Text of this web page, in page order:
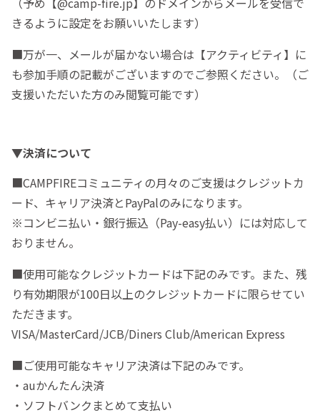
きるように設定をお願いいたします）
■万が一、メールが届かない場合は【アクティビティ】に
も参加手順の記載がございますのでご参照ください。（ご
支援いただいた方のみ閲覧可能です）
▼決済について
■CAMPFIREコミュニティの月々のご支援はクレジットカ
ード、キャリア決済とPayPalのみになります。
※コンビニ払い・銀行振込（Pay-easy払い）には対応して
おりません。
■使用可能なクレジットカードは下記のみです。また、残
り有効期限が100日以上のクレジットカードに限らせてい
ただきます。
VISA/MasterCard/JCB/Diners Club/American Express
■ご使用可能なキャリア決済は下記のみです。
・auかんたん決済
・ソフトバンクまとめて支払い